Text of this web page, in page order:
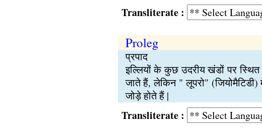
Transliterate :
Proleg
प्रपाद
इल्लियों के कुछ उदरीय खंडों पर
जाते हैं, लेकिन " लूपरो"
जोड़े होते हैं |
Transliterate :